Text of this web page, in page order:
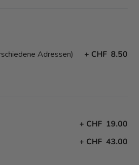
Adressen)
+ CHF 8.50
+ CHF 19.00
+ CHF 43.00